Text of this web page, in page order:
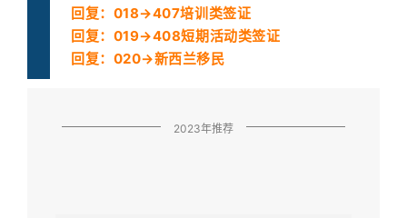
回复：018→407培训类签证
回复：019→408短期活动类签证
回复：020→新西兰移民
2023年推荐